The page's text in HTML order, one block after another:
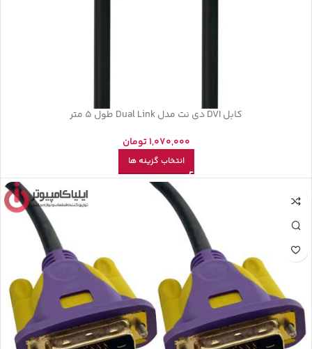
کابل DVI دی نت مدل Dual Link طول 5 متر
1,070,000 تومان
انتخاب گزینه ها